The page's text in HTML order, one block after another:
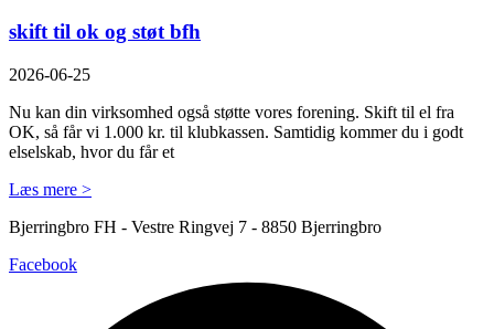
skift til ok og støt bfh
2026-06-25
Nu kan din virksomhed også støtte vores forening. Skift til el fra
OK, så får vi 1.000 kr. til klubkassen. Samtidig kommer du i godt
elselskab, hvor du får et
Læs mere >
Bjerringbro FH - Vestre Ringvej 7 - 8850 Bjerringbro
Facebook